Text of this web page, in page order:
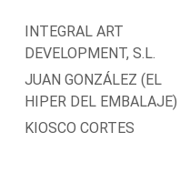
INTEGRAL ART
DEVELOPMENT, S.L.
JUAN GONZÁLEZ (EL
HIPER DEL EMBALAJE)
KIOSCO CORTES